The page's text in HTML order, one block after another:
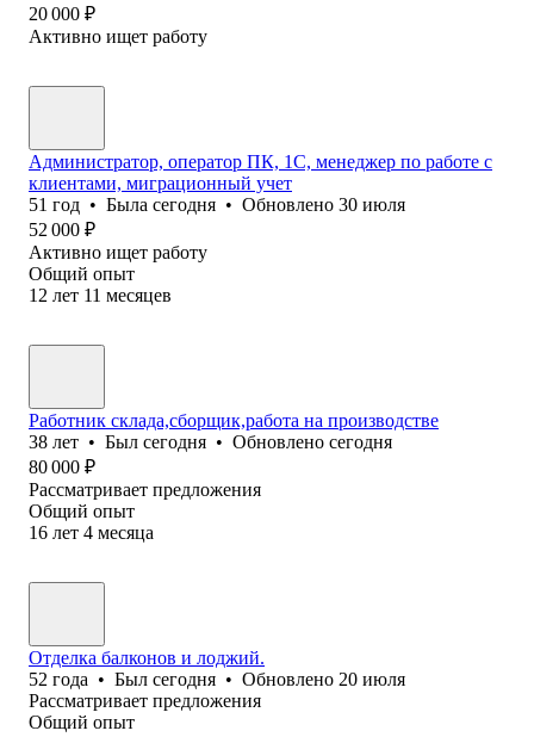
20 000 ₽
Активно ищет работу
Администратор, оператор ПК, 1С, менеджер по работе с
клиентами, миграционный учет
51 год • Была сегодня • Обновлено 30 июля
52 000 ₽
Активно ищет работу
Общий опыт
12 лет 11 месяцев
Работник склада,сборщик,работа на производстве
38 лет • Был сегодня • Обновлено сегодня
80 000 ₽
Рассматривает предложения
Общий опыт
16 лет 4 месяца
Отделка балконов и лоджий.
52 года • Был сегодня • Обновлено 20 июля
Рассматривает предложения
Общий опыт